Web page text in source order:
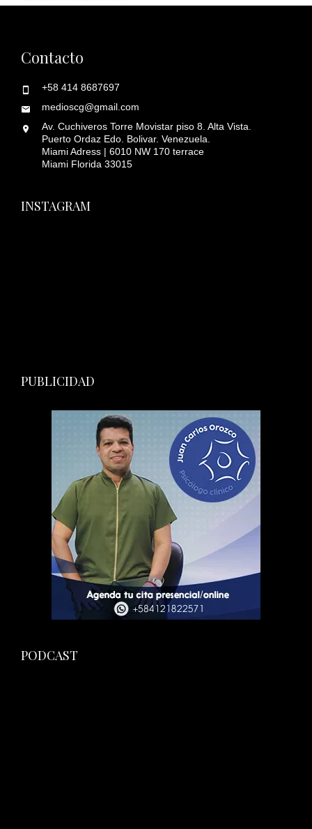
Contacto
+58 414 8687697
medioscg@gmail.com
Av. Cuchiveros Torre Movistar piso 8. Alta Vista.
Puerto Ordaz Edo. Bolivar. Venezuela.
Miami Adress | 6010 NW 170 terrace
Miami Florida 33015
INSTAGRAM
PUBLICIDAD
PODCAST